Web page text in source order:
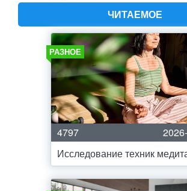
ЧИТАЕМОЕ
РАЗНОЕ
4797
Исследование техник